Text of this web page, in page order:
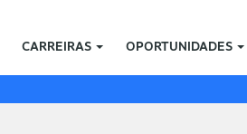
CARREIRAS OPORTUNIDADES